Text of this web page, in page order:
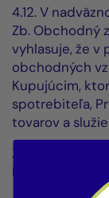
4.12. V
Zb. Obchodný
vyhlasuje, že v
obchodných
Kupujúcim,
spotrebiteľa,
tovarov a
Záručná doba
IV, bod 4.1